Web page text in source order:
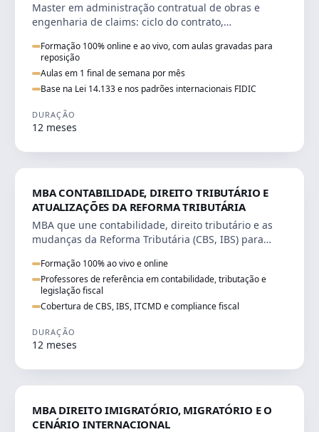
Master em administração contratual de obras e
engenharia de claims: ciclo do contrato,
Formação 100% online e ao vivo, com aulas gravadas para
reposição
Aulas em 1 final de semana por mês
Base na Lei 14.133 e nos padrões internacionais FIDIC
DURAÇÃO
12 meses
MBA CONTABILIDADE, DIREITO TRIBUTÁRIO E
ATUALIZAÇÕES DA REFORMA TRIBUTÁRIA
MBA que une contabilidade, direito tributário e as
mudanças da Reforma Tributária (CBS, IBS) para
Formação 100% ao vivo e online
Professores de referência em contabilidade, tributação e
legislação fiscal
Cobertura de CBS, IBS, ITCMD e compliance fiscal
DURAÇÃO
12 meses
MBA DIREITO IMIGRATÓRIO, MIGRATÓRIO E O
CENÁRIO INTERNACIONAL